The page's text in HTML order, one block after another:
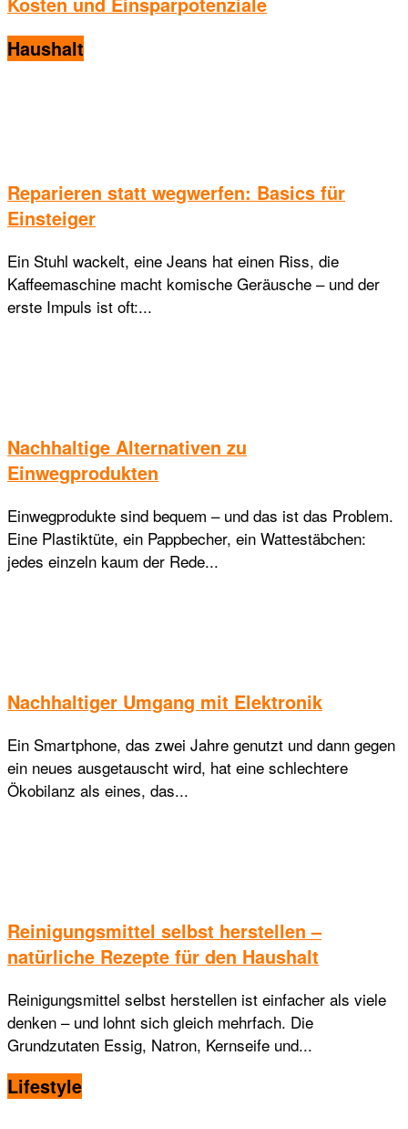
Haushalt
Reparieren statt wegwerfen: Basics für
Einsteiger
Ein Stuhl wackelt, eine Jeans hat einen Riss, die
Kaffeemaschine macht komische Geräusche – und der
erste Impuls ist oft:...
Nachhaltige Alternativen zu
Einwegprodukten
Einwegprodukte sind bequem – und das ist das Problem.
Eine Plastiktüte, ein Pappbecher, ein Wattestäbchen:
jedes einzeln kaum der Rede...
Nachhaltiger Umgang mit Elektronik
Ein Smartphone, das zwei Jahre genutzt und dann gegen
ein neues ausgetauscht wird, hat eine schlechtere
Ökobilanz als eines, das...
Reinigungsmittel selbst herstellen –
natürliche Rezepte für den Haushalt
Reinigungsmittel selbst herstellen ist einfacher als viele
denken – und lohnt sich gleich mehrfach. Die
Grundzutaten Essig, Natron, Kernseife und...
Lifestyle